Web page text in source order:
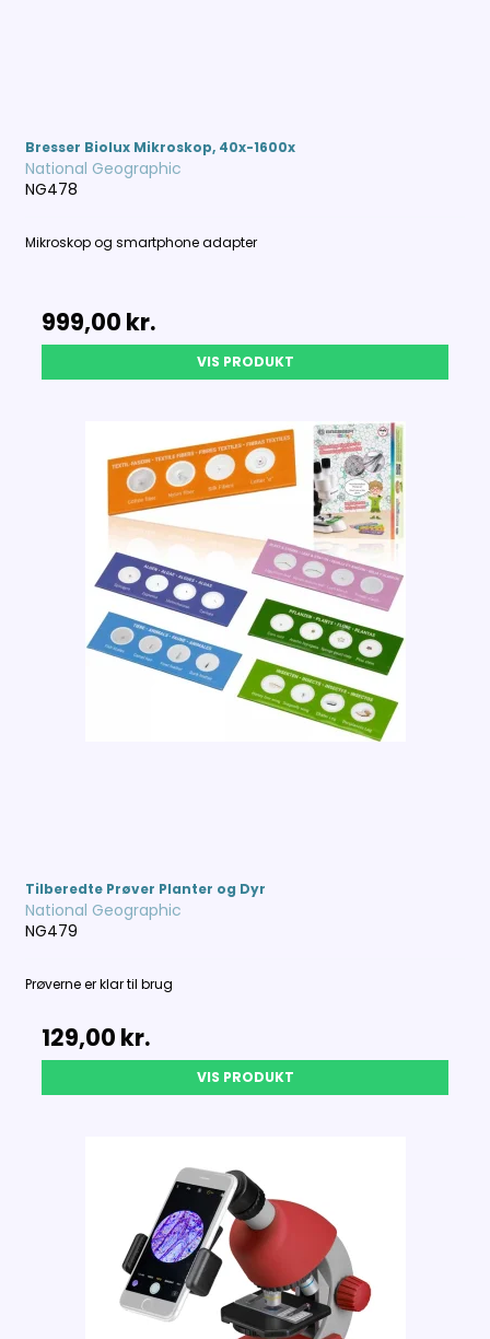
Bresser Biolux Mikroskop, 40x-1600x
National Geographic
NG478
Mikroskop og smartphone adapter
999,00 kr.
VIS PRODUKT
Tilberedte Prøver Planter og Dyr
National Geographic
NG479
Prøverne er klar til brug
129,00 kr.
VIS PRODUKT